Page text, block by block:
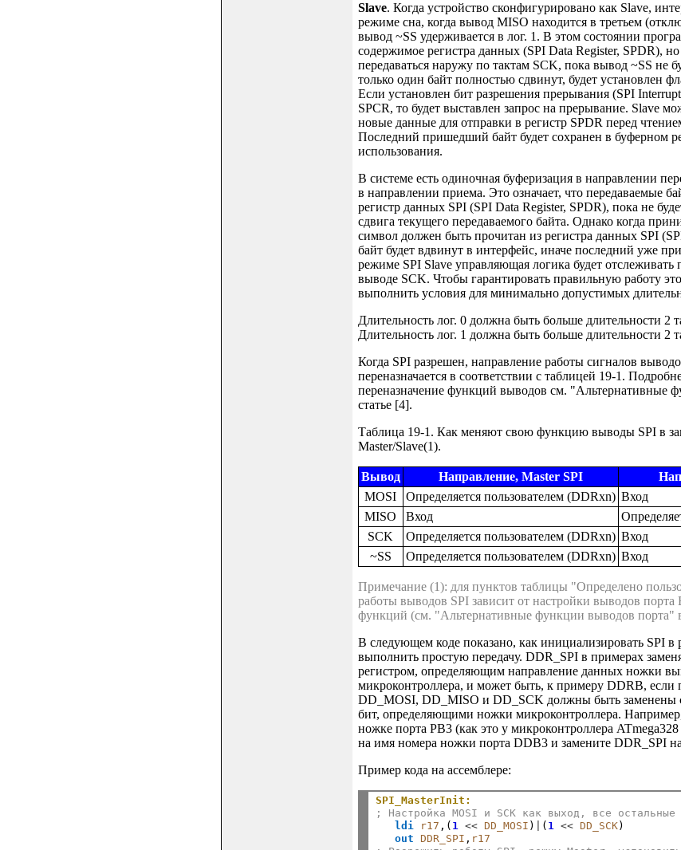
Slave. Когда устройство сконфигурировано как Slave,
режиме сна, когда вывод MISO находится в третьем
вывод ~SS удерживается в лог. 1. В этом состоянии
содержимое регистра данных (SPI Data Register, SPDR),
передаваться наружу по тактам SCK, пока вывод ~SS не
только один байт полностью сдвинут, будет установлен
Если установлен бит разрешения прерывания (SPI
SPCR, то будет выставлен запрос на прерывание. Slave
новые данные для отправки в регистр SPDR перед
Последний пришедший байт будет сохранен в буферном
использования.
В системе есть одиночная буферизация в направлении
в направлении приема. Это означает, что передаваемые
регистр данных SPI (SPI Data Register, SPDR), пока не
сдвига текущего передаваемого байта. Однако когда
символ должен быть прочитан из регистра данных SPI
байт будет вдвинут в интерфейс, иначе последний уже
режиме SPI Slave управляющая логика будет отслеживать
выводе SCK. Чтобы гарантировать правильную работу
выполнить условия для минимально допустимых
Длительность лог. 0 должна быть больше длительности 2
Длительность лог. 1 должна быть больше длительности 2
Когда SPI разрешен, направление работы сигналов
переназначается в соответствии с таблицей 19-1.
переназначение функций выводов см. "Альтернативные
статье [4].
Таблица 19-1. Как меняют свою функцию выводы SPI в
Master/Slave(1).
Вывод Направление, Master SPI
MOSI
Определяется пользователем (DDRxn) Вход
MISO
Вход
SCK
Определяется пользователем (DDRxn) Вход
~SS
Определяется пользователем (DDRxn) Вход
Примечание (1): для пунктов таблицы "Определено
работы выводов SPI зависит от настройки выводов порта
функций (см. "Альтернативные функции выводов порта"
В следующем коде показано, как инициализировать SPI в
выполнить простую передачу. DDR_SPI в примерах
регистром, определяющим направление данных ножки
микроконтроллера, и может быть, к примеру DDRB, если
DD_MOSI, DD_MISO и DD_SCK должны быть заменены
бит, определяющими ножки микроконтроллера.
ножке порта PB3 (как это у микроконтроллера
на имя номера ножки порта DDB3 и замените DDR_SPI
Пример кода на ассемблере:
SPI_MasterInit:
; Настройка MOSI и SCK как выход, все
ldi
r17 ,( 1 << DD_MOSI ) ( 1 << DD_SCK)
out DDR_SPI , r17